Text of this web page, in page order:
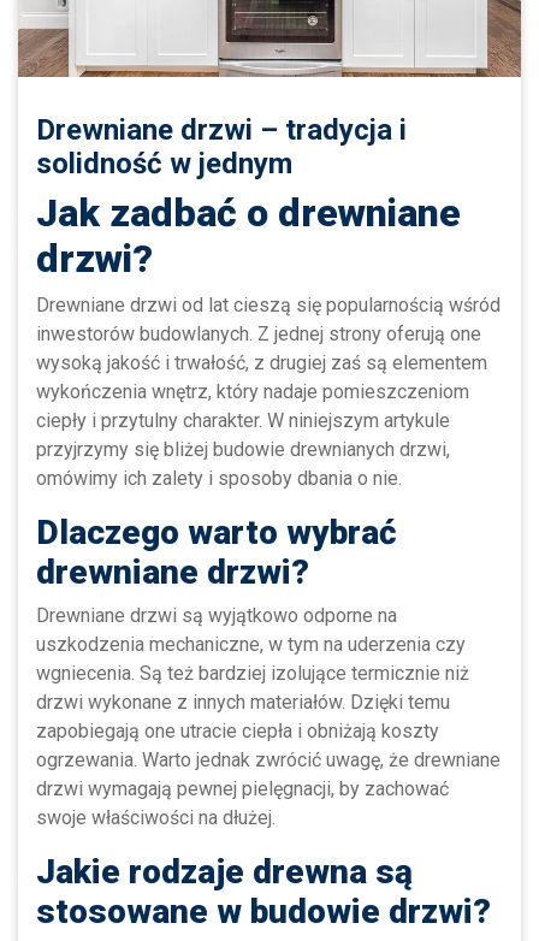
Drewniane drzwi – tradycja i
solidność w jednym
Jak zadbać o drewniane
drzwi?
Drewniane drzwi od lat cieszą się popularnością wśród
inwestorów budowlanych. Z jednej strony oferują one
wysoką jakość i trwałość, z drugiej zaś są elementem
wykończenia wnętrz, który nadaje pomieszczeniom
ciepły i przytulny charakter. W niniejszym artykule
przyjrzymy się bliżej budowie drewnianych drzwi,
omówimy ich zalety i sposoby dbania o nie.
Dlaczego warto wybrać
drewniane drzwi?
Drewniane drzwi są wyjątkowo odporne na
uszkodzenia mechaniczne, w tym na uderzenia czy
wgniecenia. Są też bardziej izolujące termicznie niż
drzwi wykonane z innych materiałów. Dzięki temu
zapobiegają one utracie ciepła i obniżają koszty
ogrzewania. Warto jednak zwrócić uwagę, że drewniane
drzwi wymagają pewnej pielęgnacji, by zachować
swoje właściwości na dłużej.
Jakie rodzaje drewna są
stosowane w budowie drzwi?